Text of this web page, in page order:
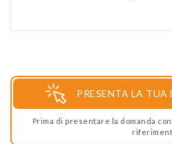
PRESENTA LA
Prima di presentare la domanda